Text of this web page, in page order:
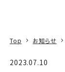
Top お知らせ
2023.07.10